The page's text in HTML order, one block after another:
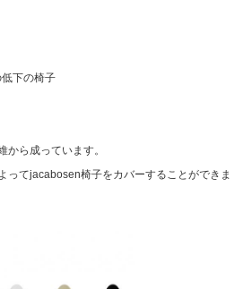
下の椅子
ら成っています。
ってjacabosen椅子をカバーすることができま